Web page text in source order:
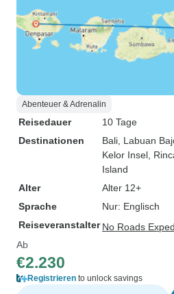
Abenteuer & Adrenalin
Reisedauer
10 Tage
Destinationen
Bali , Labuan
Kelor Insel ,
Island
Alter
Alter 12+
Sprache
Nur: Englisch
Reiseveranstalter No Roads
Ab
€2.230
Registrieren to unlock savings